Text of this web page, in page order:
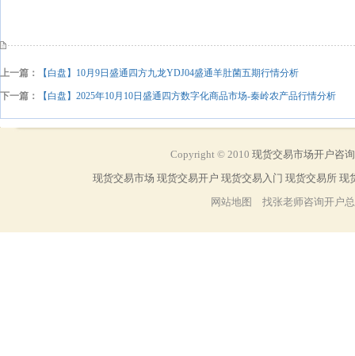
上一篇： 【白盘】10月9日盛通四方九龙YDJ04盛通羊肚菌五期行情分析
下一篇： 【白盘】2025年10月10日盛通四方数字化商品市场-秦岭农产品行情分析
Copyright© 2010现货交易市场开户咨
现货交易市场 现货交易开户 现货交易入门 现货交易所 现
网站地图 找张老师咨询开户